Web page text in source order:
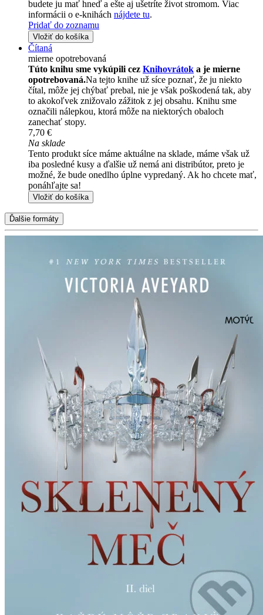
budete ju mať hneď a ešte aj ušetríte život stromom. Viac
informácii o e-knihách nájdete tu.
Pridať do zoznamu
Vložiť do košíka
Čítaná
mierne opotrebovaná
Túto knihu sme vykúpili cez Knihovrátok a je mierne
opotrebovaná.Na tejto knihe už síce poznať, že ju niekto
čítal, môže jej chýbať prebal, nie je však poškodená tak, aby
to akokoľvek znižovalo zážitok z jej obsahu. Knihu sme
označili nálepkou, ktorá môže na niektorých obaloch
zanechať stopy.
7,70 €
Na sklade
Tento produkt síce máme aktuálne na sklade, máme však už
iba posledné kusy a ďalšie už nemá ani distribútor, preto je
možné, že bude onedlho úplne vypredaný. Ak ho chcete mať,
ponáhľajte sa!
Vložiť do košíka
Ďalšie formáty